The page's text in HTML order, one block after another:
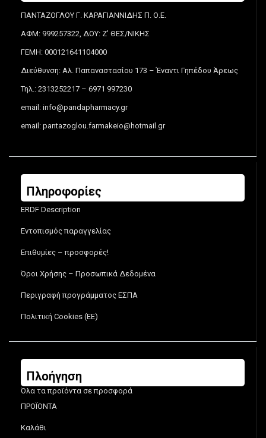
ΠΑΝΤΑΖΟΓΛΟΥ Γ. ΚΑΡΑΓΙΑΝΝΙΔΗΣ Π. Ο.Ε.
ΑΦΜ: 999257322, ΔΟΥ: Ζ’ ΘΕΣ/ΝΙΚΗΣ
ΓΕΜΗ: 000121641104000
Διεύθυνση: Αλ. Παπαναστασίου 173 – Έναντι Γηπέδου Άρεως
Τηλ.: 2313252217 – 6971 997230
email: info@pandapharmacy.gr
email: pantazoglou.farmakeio@hotmail.gr
Πληροφορίες
ERDF Description
Εντοπισμός παραγγελίας
Επιθυμίες – προσφορές!
Όροι Χρήσης – Προσωπικά Δεδομένα
Περιγραφή προγράμματος ΕΣΠΑ
Πολιτική Cookies (ΕΕ)
Πλοήγηση
Όλα τα προϊόντα σε προσφορά
ΠΡΟΪΟΝΤΑ
Καλάθι